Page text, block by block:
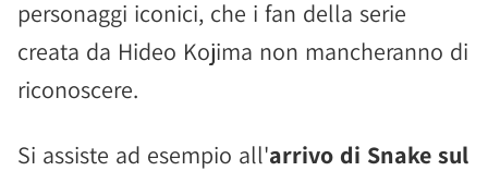
personaggi iconici, che i fan della serie
creata da Hideo Kojima non mancheranno di
riconoscere.
Si assiste ad esempio all'arrivo di Snake sul